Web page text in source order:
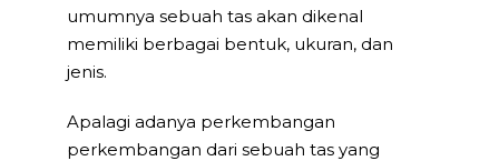
umumnya sebuah tas akan dikenal
memiliki berbagai bentuk, ukuran, dan
jenis.
Apalagi adanya perkembangan
perkembangan dari sebuah tas yang